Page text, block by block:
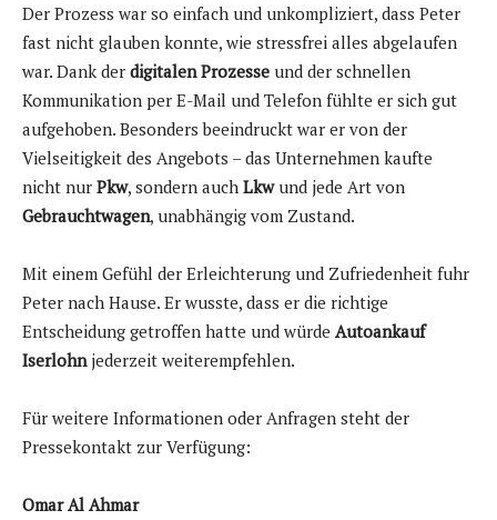
Der Prozess war so einfach und unkompliziert, dass Peter
fast nicht glauben konnte, wie stressfrei alles abgelaufen
war. Dank der digitalen Prozesse und der schnellen
Kommunikation per E-Mail und Telefon fühlte er sich gut
aufgehoben. Besonders beeindruckt war er von der
Vielseitigkeit des Angebots – das Unternehmen kaufte
nicht nur Pkw, sondern auch Lkwund jede Art von
Gebrauchtwagen, unabhängig vom Zustand.
Mit einem Gefühl der Erleichterung und Zufriedenheit fuhr
Peter nach Hause. Er wusste, dass er die richtige
Entscheidung getroffen hatte und würde Autoankauf
Iserlohn jederzeit weiterempfehlen.
Für weitere Informationen oder Anfragen steht der
Pressekontakt zur Verfügung:
Omar Al Ahmar